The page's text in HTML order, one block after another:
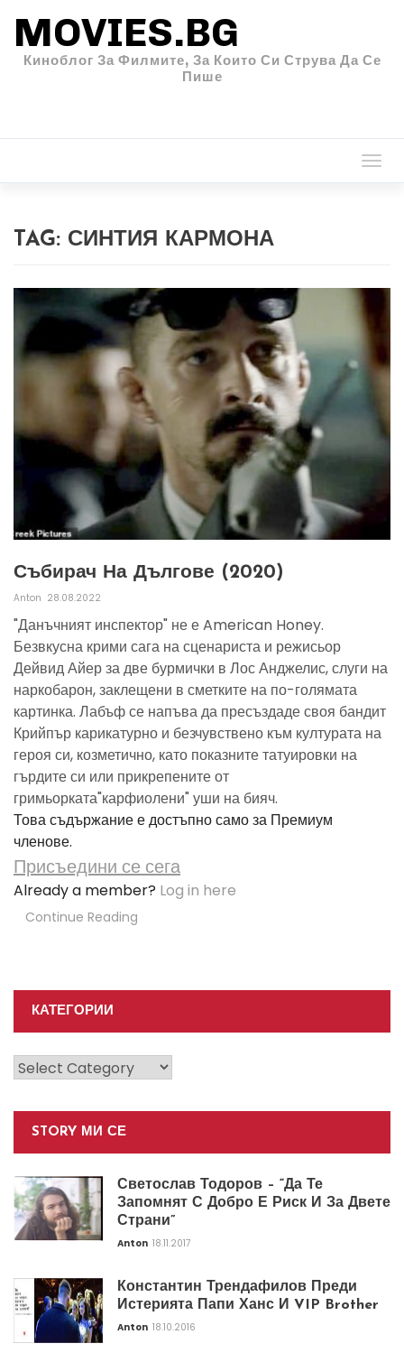
MOVIES.BG
Киноблог За Филмите, За Които Си Струва Да Се
Пише
TAG: СИНТИЯ КАРМОНА
Събирач На Дългове (2020)
Anton 28.08.2022
"Данъчният инспектор" не е American Honey.
Безвкусна крими сага на сценариста и режисьор
Дейвид Айер за две бурмички в Лос Анджелис, слуги на
наркобарон, заклещени в сметките на по-голямата
картинка. Лабъф се напъва да пресъздаде своя бандит
Крийпър карикатурно и безчувствено към културата на
героя си, козметично, като показните татуировки на
гърдите си или прикрепените от
гримьорката"карфиолени" уши на бияч.
Това съдържание е достъпно само за Премиум
членове.
Присъедини се сега
Already a member? Log in here
Continue Reading
КАТЕГОРИИ
Категории
STORY МИ СЕ
Светослав Тодоров – “Да Те
Запомнят С Добро Е Риск И За Двете
Страни”
Anton 18.11.2017
Константин Трендафилов Преди
Истерията Папи Ханс И VIP Brother
Anton 18.10.2016